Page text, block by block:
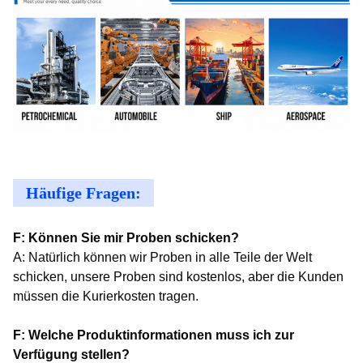
Häufige Fragen:
F: Können Sie mir Proben schicken?
A: Natürlich können wir Proben in alle Teile der Welt
schicken, unsere Proben sind kostenlos, aber die Kunden
müssen die Kurierkosten tragen.
F: Welche Produktinformationen muss ich zur
Verfügung stellen?